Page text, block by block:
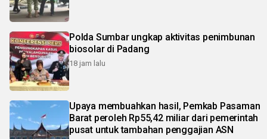
Polda Sumbar ungkap aktivitas penimbunan
biosolar di Padang
18 jam lalu
Upaya membuahkan hasil, Pemkab Pasaman
Barat peroleh Rp55,42 miliar dari pemerintah
pusat untuk tambahan penggajian ASN